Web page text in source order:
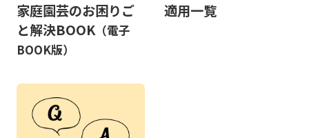
家庭園芸のお困りご
と解決BOOK（電子
BOOK版）
適用一覧